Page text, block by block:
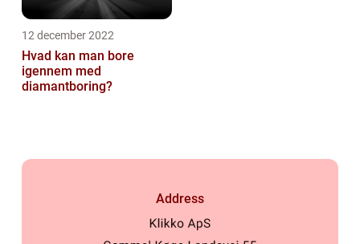
12 december 2022
Hvad kan man bore
igennem med
diamantboring?
Address